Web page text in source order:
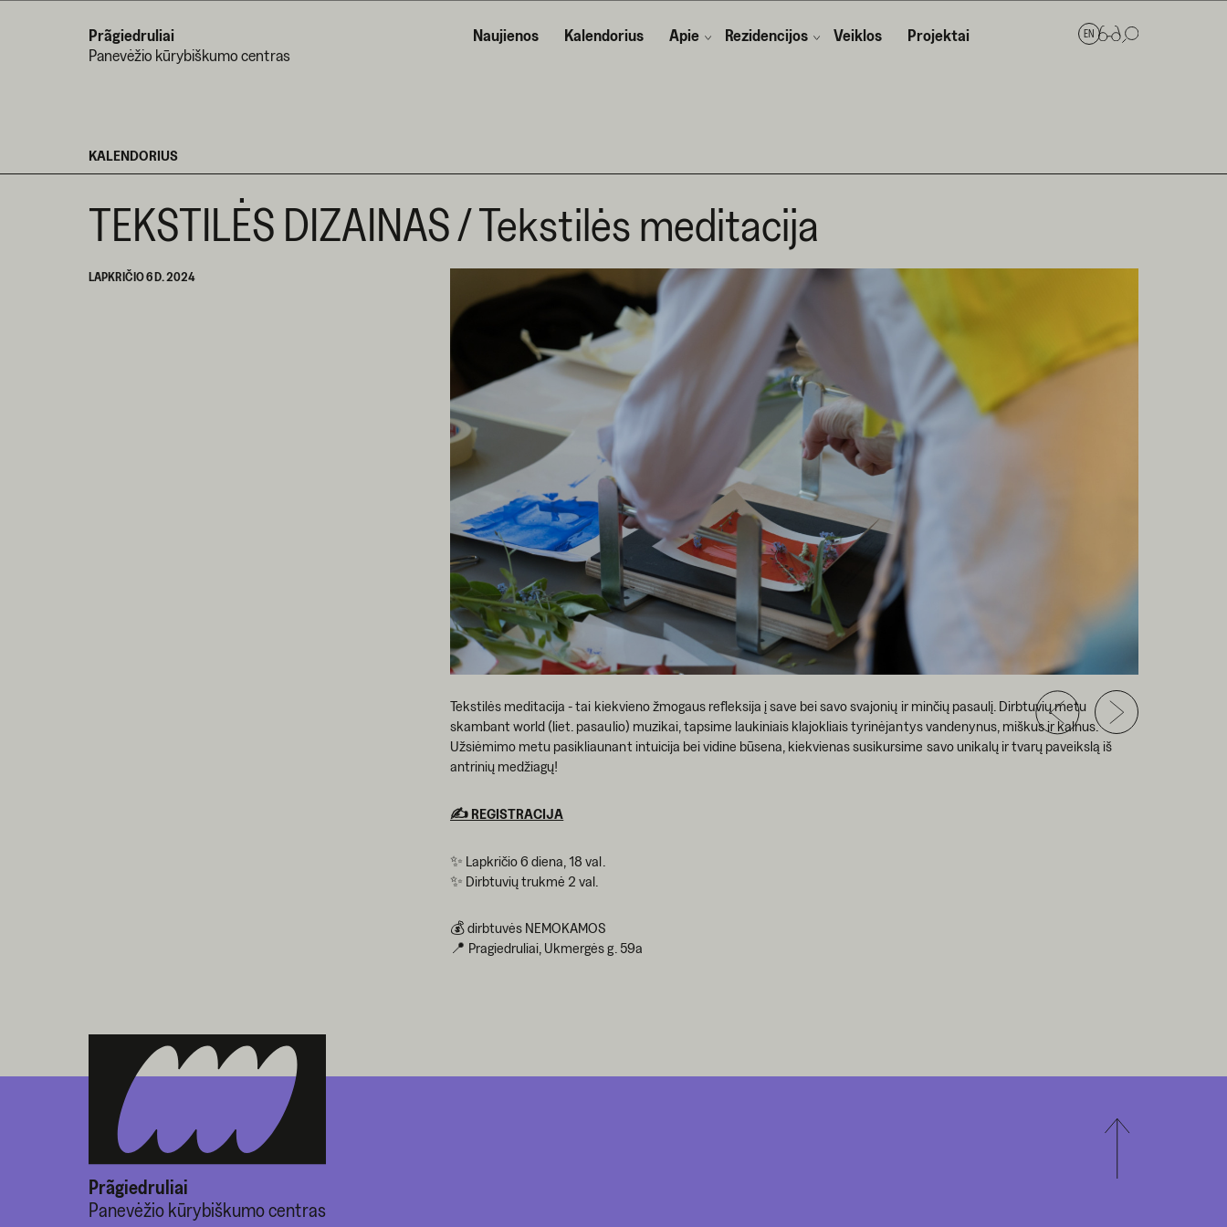
Prãgiedruliai
Panevėžio kūrybiškumo centras
Naujienos Kalendorius Apie Rezidencijos Veiklos Projektai EN
KALENDORIUS
TEKSTILĖS DIZAINAS / Tekstilės meditacija
LAPKRIČIO 6 D. 2024
Tekstilės meditacija - tai kiekvieno žmogaus refleksija į save bei savo svajonių ir minčių pasaulį. Dirbtuvių metu
skambant world (liet. pasaulio) muzikai, tapsime laukiniais klajokliais tyrinėjantys vandenynus, miškus ir kalnus.
Užsiėmimo metu pasikliaunant intuicija bei vidine būsena, kiekvienas susikursime savo unikalų ir tvarų paveikslą iš
antrinių medžiagų!
✍️ REGISTRACIJA
✨ Lapkričio 6 diena, 18 val.
✨ Dirbtuvių trukmė 2 val.
💰 dirbtuvės NEMOKAMOS
📍 Pragiedruliai, Ukmergės g. 59a
Prãgiedruliai
Panevėžio kūrybiškumo centras